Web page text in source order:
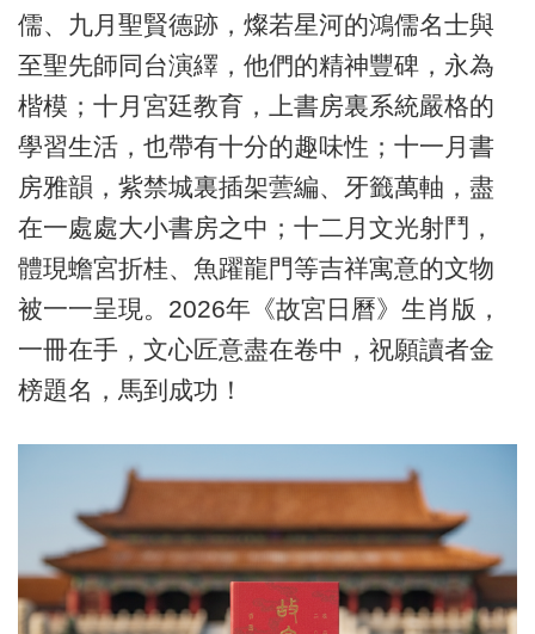
儒、九月聖賢德跡，燦若星河的鴻儒名士與
至聖先師同台演繹，他們的精神豐碑，永為
楷模；十月宮廷教育，上書房裏系統嚴格的
學習生活，也帶有十分的趣味性；十一月書
房雅韻，紫禁城裏插架蕓編、牙籤萬軸，盡
在一處處大小書房之中；十二月文光射鬥，
體現蟾宮折桂、魚躍龍門等吉祥寓意的文物
被一一呈現。2026年《故宮日曆》生肖版，
一冊在手，文心匠意盡在卷中，祝願讀者金
榜題名，馬到成功！